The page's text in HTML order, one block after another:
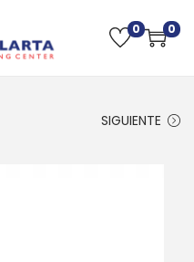
0 0
SIGUIENTE